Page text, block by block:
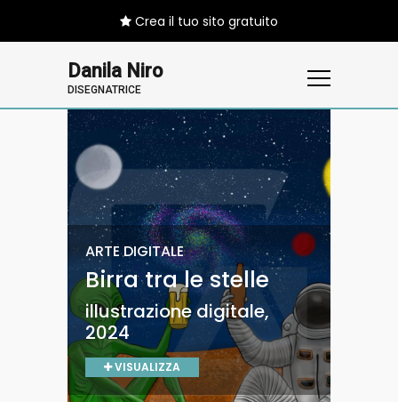
Crea il tuo sito gratuito
Danila Niro
DISEGNATRICE
ARTE DIGITALE
Birra tra le stelle
illustrazione digitale,
2024
VISUALIZZA
ILLUSTRAZIONE
Magia invernale
illustrazione digitale,
2024
VISUALIZZA
ILLUSTRAZIONE
Sguardi nel
silenzio
illustrazione digitale,
2024
VISUALIZZA
DISEGNO / ILLUSTRAZIONE
Silenziosa
malinconia
2024
VISUALIZZA